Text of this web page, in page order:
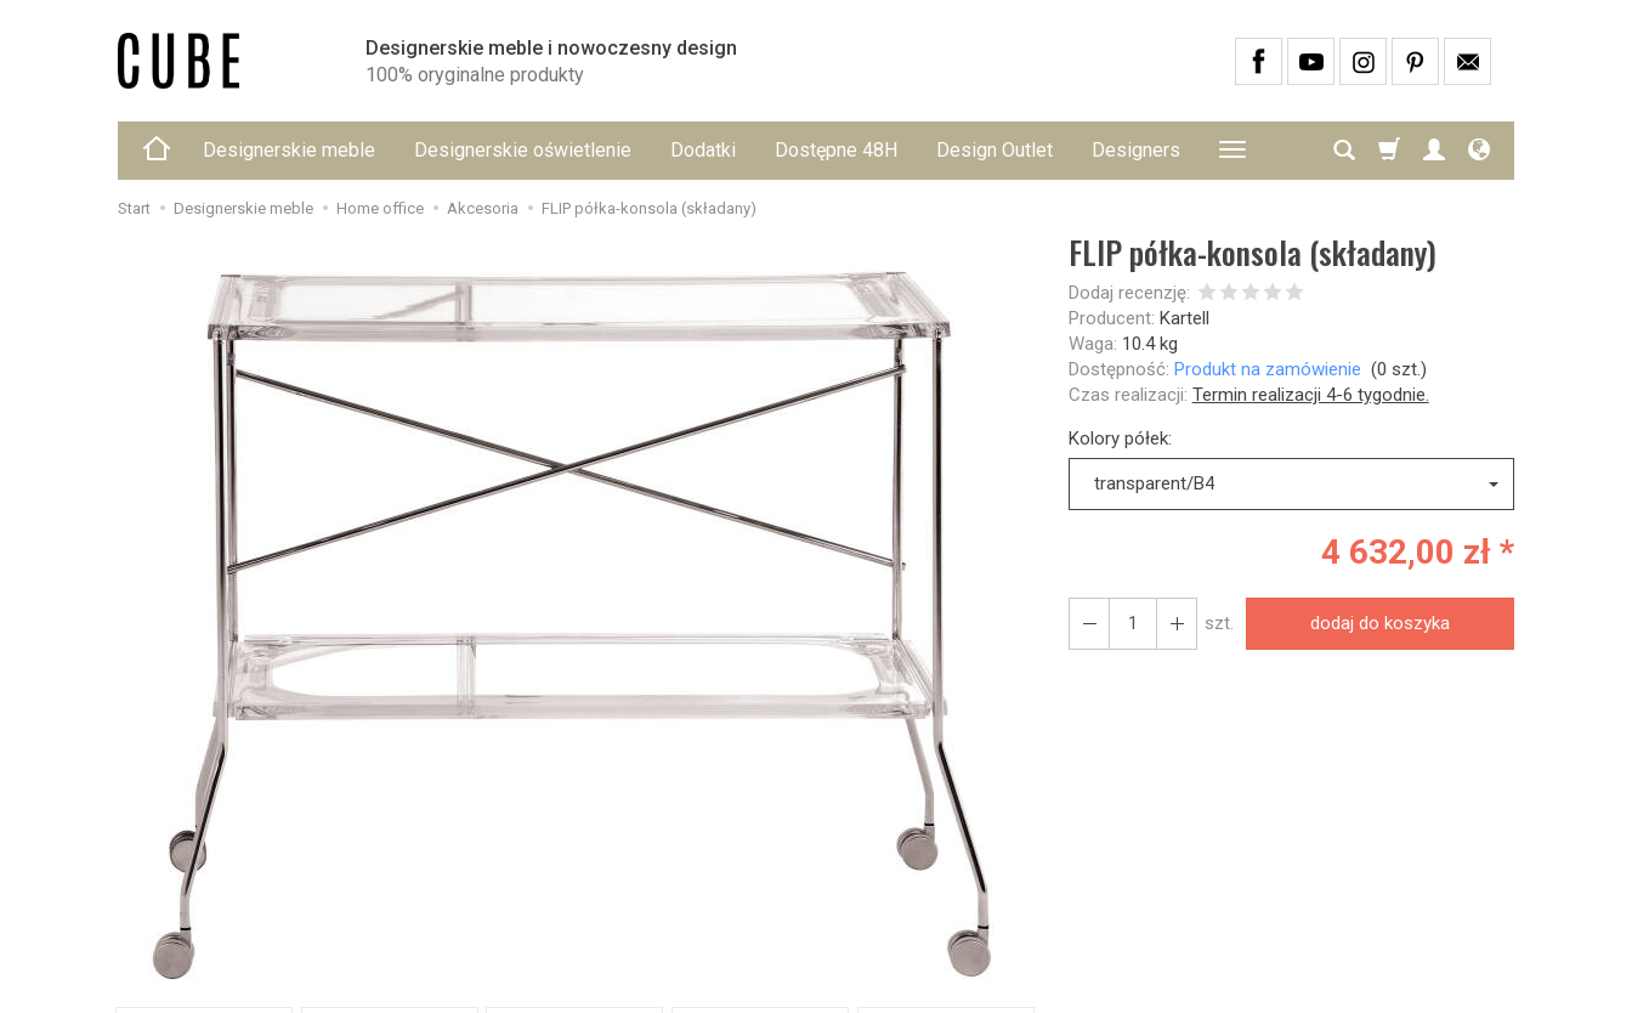
Designerskie meble i nowoczesny design
100% oryginalne produkty
Designerskie meble Designerskie oświetlenie Dodatki Dostępne 48H Design Outlet Designers
Start Designerskie meble Home office Akcesoria FLIP półka-konsola (składany)
FLIP półka-konsola (składany)
Dodaj recenzję:
Producent: Kartell
Waga: 10.4kg
Dostępność: Produkt na zamówienie (0 szt.)
Czas realizacji: Termin realizacji 4-6 tygodnie.
Kolory półek:
transparent/B4
4 632,00 zł *
szt. dodaj do koszyka